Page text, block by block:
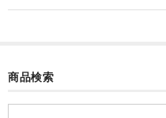
商品検索